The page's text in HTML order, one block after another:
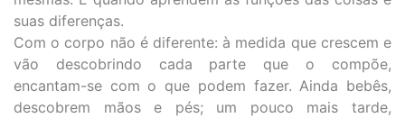
suas diferenças.
Com o corpo não é diferente: à medida que crescem e
vão descobrindo cada parte que o compõe,
encantam-se com o que podem fazer. Ainda bebês,
descobrem mãos e pés; um pouco mais tarde,